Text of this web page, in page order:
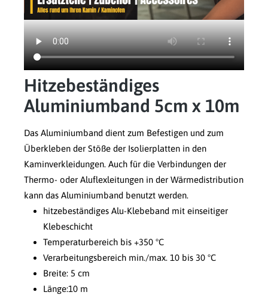
Hitzebeständiges
Aluminiumband 5cm x 10m
Das Aluminiumband dient zum Befestigen und zum
Überkleben der Stöße der Isolierplatten in den
Kaminverkleidungen. Auch für die Verbindungen der
Thermo- oder Aluflexleitungen in der Wärmedistribution
kann das Aluminiumband benutzt werden.
hitzebeständiges Alu-Klebeband mit einseitiger
Klebeschicht
Temperaturbereich bis +350 °C
Verarbeitungsbereich min./max. 10 bis 30 °C
Breite: 5 cm
Länge:10 m